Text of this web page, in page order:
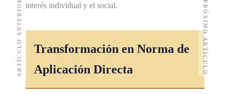
interés individual y el social.
Transformación en Norma de
Aplicación Directa
ARTÍCULO ANTERIOR PRÓXIMO ARTÍCULO